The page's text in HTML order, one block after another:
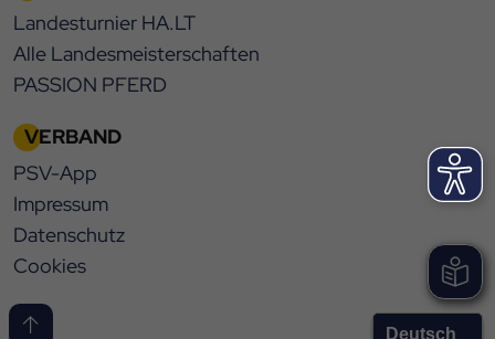
Landesturnier HA.LT
Alle Landesmeisterschaften
PASSION PFERD
VERBAND
PSV-App
Impressum
Datenschutz
Cookies